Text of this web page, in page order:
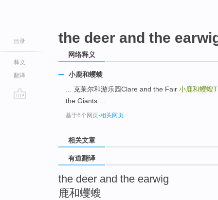
目录
释义
翻译
the deer and the
网络释义
小鹿和蠼螋
... 克莱尔和游乐园Clare and the Fair 小鹿和蠼螋
the Giants ...
基于6个网页-相关网页
相关文章
有道翻译
the deer and the earwig
鹿和蠼螋